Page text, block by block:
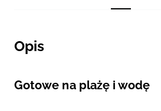
Opis
Gotowe na plażę i wodę